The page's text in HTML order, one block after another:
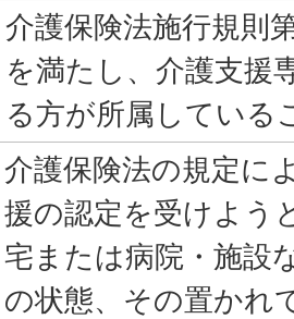
介護保険法施行規則
を満たし、介護支援
る方が所属している
介護保険法の規定に
援の認定を受けよう
宅または病院・施設
の状態、その置かれ